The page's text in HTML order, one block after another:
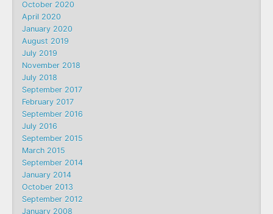
October 2020
April 2020
January 2020
August 2019
July 2019
November 2018
July 2018
September 2017
February 2017
September 2016
July 2016
September 2015
March 2015
September 2014
January 2014
October 2013
September 2012
January 2008